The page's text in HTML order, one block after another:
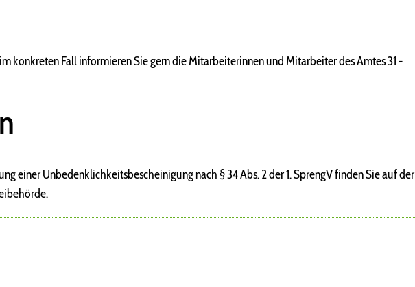
konkreten Fall informieren Sie gern die Mitarbeiterinnen und Mitarbeiter des Amtes 31 -
einer Unbedenklichkeitsbescheinigung nach § 34 Abs. 2 der 1. SprengV finden Sie auf der